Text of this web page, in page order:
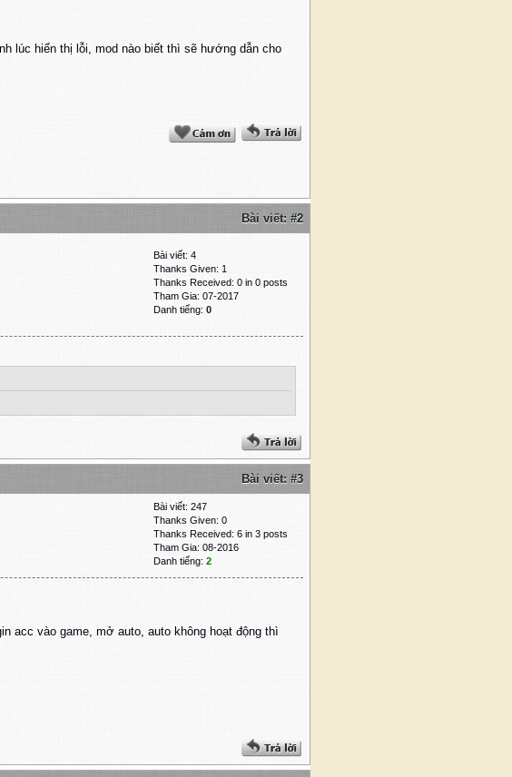
lúc hiển thị lỗi, mod nào biết thì sẽ hướng dẫn cho
Bài viết: #2
Bài viết: 4
Thanks Given: 1
Thanks Received: 0 in 0 posts
Tham Gia: 07-2017
Danh tiếng: 0
Bài viết: #3
Bài viết: 247
Thanks Given: 0
Thanks Received: 6 in 3 posts
Tham Gia: 08-2016
Danh tiếng: 2
acc vào game, mở auto, auto không hoạt động thì